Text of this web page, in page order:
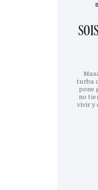
turba
pone
no
vivir y